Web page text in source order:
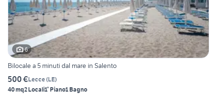
6
Bilocale a 5 minuti dal mare in Salento
500 €Lecce(LE)
40 mq2 Locali1° Piano1 Bagno